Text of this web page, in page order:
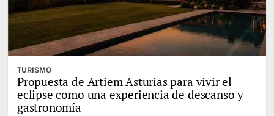
TURISMO
Propuesta de Artiem Asturias para vivir el
eclipse como una experiencia de descanso y
gastronomía